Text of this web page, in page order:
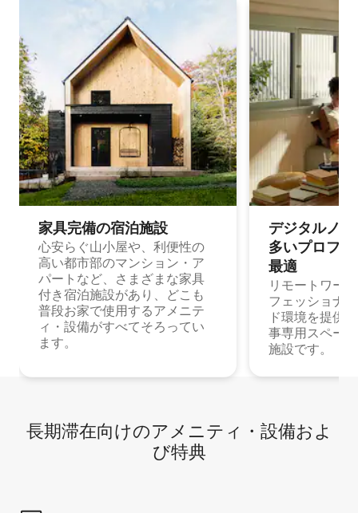
家具完備の宿⁠泊⁠施⁠設
心安らぐ山小屋や、利便性の
高い都市部のマンション・ア
パートなど、さまざまな家具
付き宿泊施設があり、どこも
普段お家で使用するアメニテ
ィ・設備がすべてそろってい
ます。
デジタルノ
多⁠いプ⁠ロ⁠フ⁠
最⁠適
リモートワー
フェッショナ
ド環境を提供
事専用スペー
施設です。
長期滞在向け⁠のア⁠メ⁠ニ⁠テ⁠ィ⁠・設⁠備⁠およ
び特⁠典